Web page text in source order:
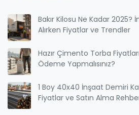
Bakır Kilosu Ne Kadar 2025?
Alırken Fiyatlar ve Trendler
Hazır Çimento Torba
Ödeme Yapmalısınız?
1 Boy 40x40 İnşaat Demiri
Fiyatlar ve Satın Alma